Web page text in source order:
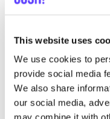
This website uses
We use cookies to
provide social media
We also share
our social media,
Zur Route hinzufügen